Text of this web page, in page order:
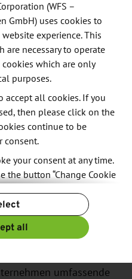
Sicht ein essentieller
für den
zum
sich um ein serienreifes
und ab 2025
ist es je nach
andere
Gesamtgewichtes
1992 hat sich die FES
umfassende
(WFS –
GmbH) uses cookies to
experience. This
are necessary to operate
which are only
purposes.
accept all cookies. If you
then please click on the
continue to be
consent.
your consent at any time.
the button “Change Cookie
see our
Privacy Policy.
found in our
Imprint
all